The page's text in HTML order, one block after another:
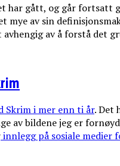
har gått, og går
mye av sin
av å forstå det
Skrim i mer enn ti år. Det
av bildene jeg er
innlegg på sosiale medier